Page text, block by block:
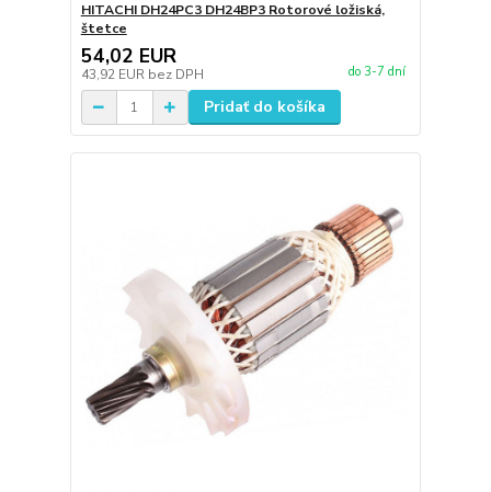
HITACHI DH24PC3 DH24BP3 Rotorové ložiská,
štetce
54,02 EUR
43,92 EUR bez DPH do 3-7 dní
Pridať do košíka